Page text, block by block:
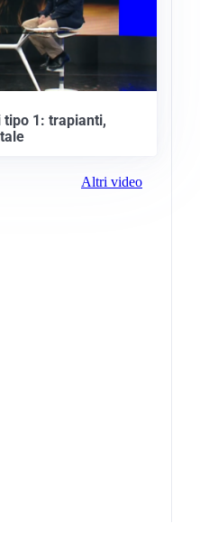
tipo 1: trapianti,
Altri video